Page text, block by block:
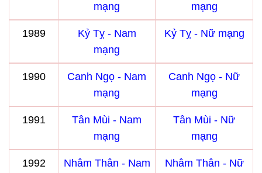
mạng
mạng
1989
Kỷ Tỵ - Nam
mạng
Kỷ Tỵ - Nữ mạng
1990
Canh Ngọ - Nam
mạng
Canh Ngọ - Nữ
mạng
1991
Tân Mùi - Nam
mạng
Tân Mùi - Nữ
mạng
1992
Nhâm Thân - Nam
Nhâm Thân - Nữ